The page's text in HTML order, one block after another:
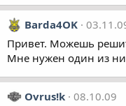
Barda4OK
Привет. Можешь
Мне нужен один из
Ovrus!k 08.10.09